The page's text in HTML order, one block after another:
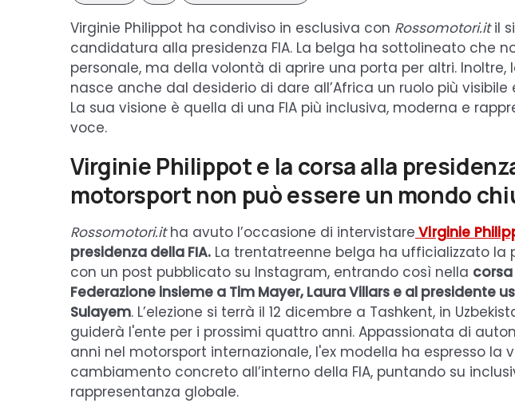
Virginie Philippot ha condiviso in esclusiva con Rossomotori.itil
candidatura alla presidenza FIA. La belga ha sottolineato che
personale, ma della volontà di aprire una porta per altri.
nasce anche dal desiderio di dare all’Africa un ruolo più
La sua visione è quella di una FIA più inclusiva, moderna e
voce.
Virginie Philippot e la corsa alla
motorsport non può essere un mondo
Rossomotori.itha avuto l’occasione di intervistare Virginie
presidenza della FIA. La trentatreenne belga ha ufficializzato la
con un post pubblicato su Instagram, entrando così nella
Federazione insieme a Tim Mayer, Laura Villars e al presidente
Sulayem. L’elezione si terrà il 12 dicembre a Tashkent, in
guiderà l'ente per i prossimi quattro anni. Appassionata di
anni nel motorsport internazionale, l'ex modella ha espresso la
cambiamento concreto all’interno della FIA, puntando su
rappresentanza globale.